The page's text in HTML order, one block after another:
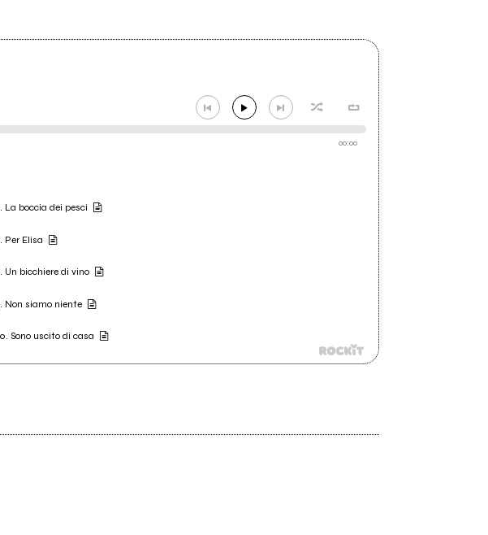
00:00
La boccia dei pesci
Per Elisa
Un bicchiere di vino
Non siamo niente
Sono uscito di casa